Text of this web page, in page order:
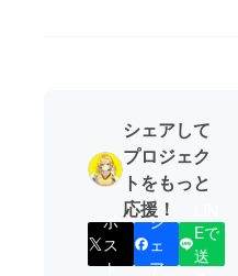
シェアして
プロジェク
トをもっと
応援！
ポ
ス
ト
シ
ェ
ア
Eで
送